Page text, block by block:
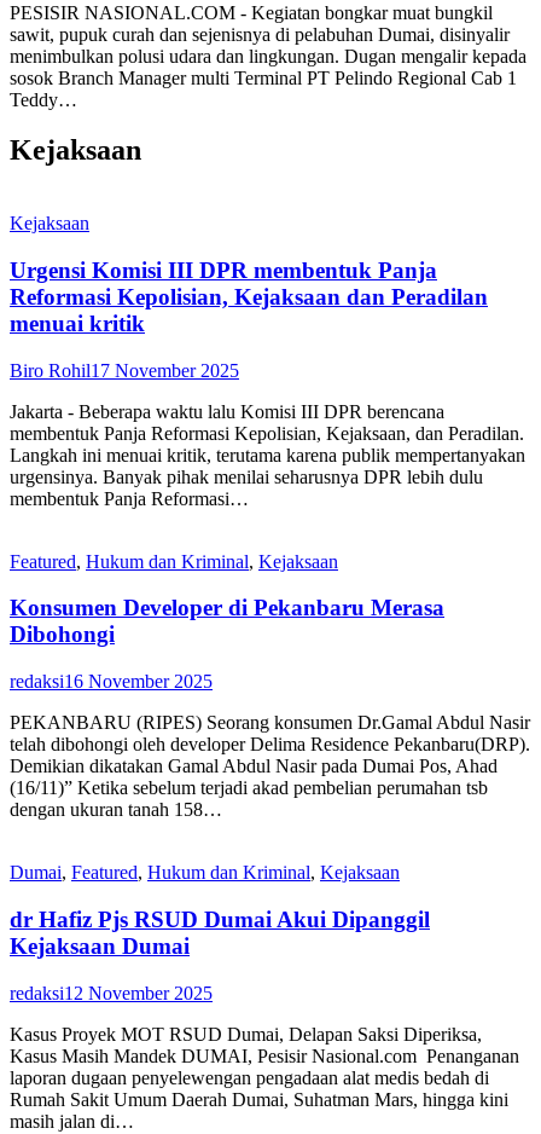
PESISIR NASIONAL.COM - Kegiatan bongkar muat bungkil
sawit, pupuk curah dan sejenisnya di pelabuhan Dumai, disinyalir
menimbulkan polusi udara dan lingkungan. Dugan mengalir kepada
sosok Branch Manager multi Terminal PT Pelindo Regional Cab 1
Teddy…
Kejaksaan
Kejaksaan
Urgensi Komisi III DPR membentuk Panja
Reformasi Kepolisian, Kejaksaan dan Peradilan
menuai kritik
Biro Rohil17 November 2025
Jakarta - Beberapa waktu lalu Komisi III DPR berencana
membentuk Panja Reformasi Kepolisian, Kejaksaan, dan Peradilan.
Langkah ini menuai kritik, terutama karena publik mempertanyakan
urgensinya. Banyak pihak menilai seharusnya DPR lebih dulu
membentuk Panja Reformasi…
Featured, Hukum dan Kriminal, Kejaksaan
Konsumen Developer di Pekanbaru Merasa
Dibohongi
redaksi16 November 2025
PEKANBARU (RIPES) Seorang konsumen Dr.Gamal Abdul Nasir
telah dibohongi oleh developer Delima Residence Pekanbaru(DRP).
Demikian dikatakan Gamal Abdul Nasir pada Dumai Pos, Ahad
(16/11)” Ketika sebelum terjadi akad pembelian perumahan tsb
dengan ukuran tanah 158…
Dumai, Featured, Hukum dan Kriminal, Kejaksaan
dr Hafiz Pjs RSUD Dumai Akui Dipanggil
Kejaksaan Dumai
redaksi12 November 2025
Kasus Proyek MOT RSUD Dumai, Delapan Saksi Diperiksa,
Kasus Masih Mandek DUMAI, Pesisir Nasional.com Penanganan
laporan dugaan penyelewengan pengadaan alat medis bedah di
Rumah Sakit Umum Daerah Dumai, Suhatman Mars, hingga kini
masih jalan di…